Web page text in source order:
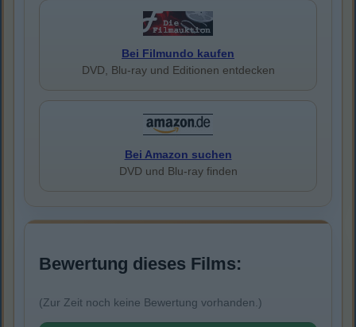
Bei Filmundo kaufen
DVD, Blu-ray und Editionen entdecken
Bei Amazon suchen
DVD und Blu-ray finden
Bewertung dieses Films:
(Zur Zeit noch keine Bewertung vorhanden.)